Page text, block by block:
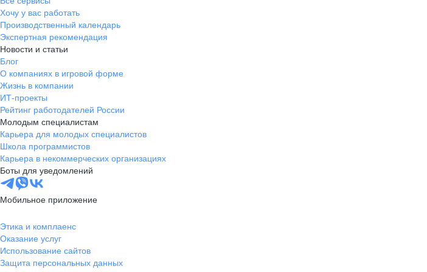
Хочу у вас работать
Производственный календарь
Экспертная рекомендация
Новости и статьи
Блог
О компаниях в игровой форме
Жизнь в компании
ИТ-проекты
Рейтинг работодателей России
Молодым специалистам
Карьера для молодых специалистов
Школа программистов
Карьера в некоммерческих организациях
Боты для уведомлений
Мобильное приложение
Этика и комплаенс
Оказание услуг
Использование сайтов
Защита персональных данных